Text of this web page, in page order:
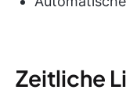
Zeitliche